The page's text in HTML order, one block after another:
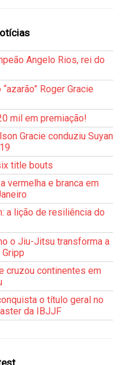
Angelo Rios, rei do
Roger Gracie
mil em premiação!
Gracie conduziu Suyan
title bouts
vermelha e branca em
a lição de resiliência do
o Jiu-Jitsu transforma a
cruzou continentes em
o título geral no
da IBJJF